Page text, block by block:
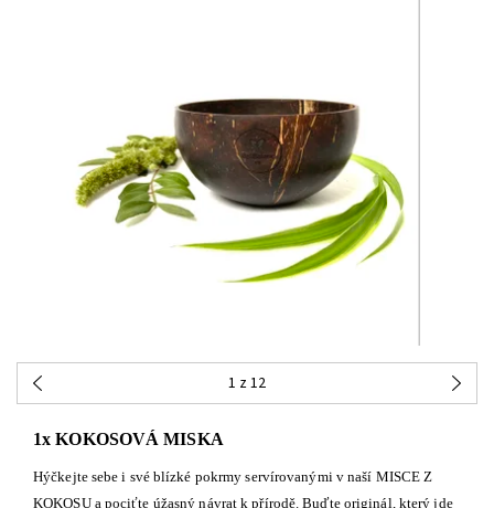
1 z 12
1x KOKOSOVÁ MISKA
Hýčkejte sebe i své blízké pokrmy servírovanými v naší MISCE Z
KOKOSU a pociťte úžasný návrat k přírodě. Buďte originál, který jde